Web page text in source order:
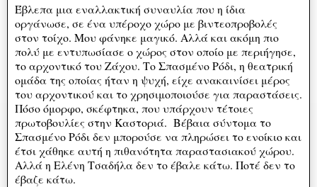
Έβλεπα μια εναλλακτική συναυλία που η ίδια
οργάνωσε, σε ένα υπέροχο χώρο με βιντεοπροβολές
στον τοίχο. Μου φάνηκε μαγικό. Αλλά και ακόμη πιο
πολύ με εντυπωσίασε ο χώρος στον οποίο με περιήγησε,
το αρχοντικό του Ζάχου. Το Σπασμένο Ρόδι, η θεατρική
ομάδα της οποίας ήταν η ψυχή, είχε ανακαινίσει μέρος
του αρχοντικού και το χρησιμοποιούσε για παραστάσεις.
Πόσο όμορφο, σκέφτηκα, που υπάρχουν τέτοιες
πρωτοβουλίες στην Καστοριά. Βέβαια σύντομα το
Σπασμένο Ρόδι δεν μπορούσε να πληρώσει το ενοίκιο και
έτσι χάθηκε αυτή η πιθανότητα παραστασιακού χώρου.
Αλλά η Ελένη Τσαδήλα δεν το έβαλε κάτω. Ποτέ δεν το
έβαζε κάτω.